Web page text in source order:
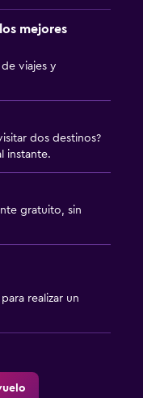
mejores
viajes y
dos destinos?
instante.
gratuito, sin
para realizar un